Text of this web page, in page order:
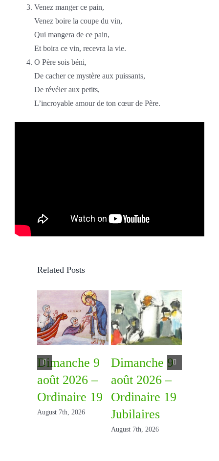
Venez manger ce pain,
Venez boire la coupe du vin,
Qui mangera de ce pain,
Et boira ce vin, recevra la vie.
O Père sois béni,
De cacher ce mystère aux puissants,
De révéler aux petits,
L’incroyable amour de ton cœur de Père.
Related Posts
Dimanche 9
août 2026 –
Ordinaire 19
August 7th, 2026
Dimanche 9
août 2026 –
Ordinaire 19
Jubilaires
August 7th, 2026